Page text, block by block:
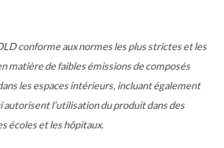
conforme aux normes les plus strictes et les
matière de faibles émissions de composés
les espaces intérieurs, incluant également
autorisent l’utilisation du produit dans des
écoles et les hôpitaux.